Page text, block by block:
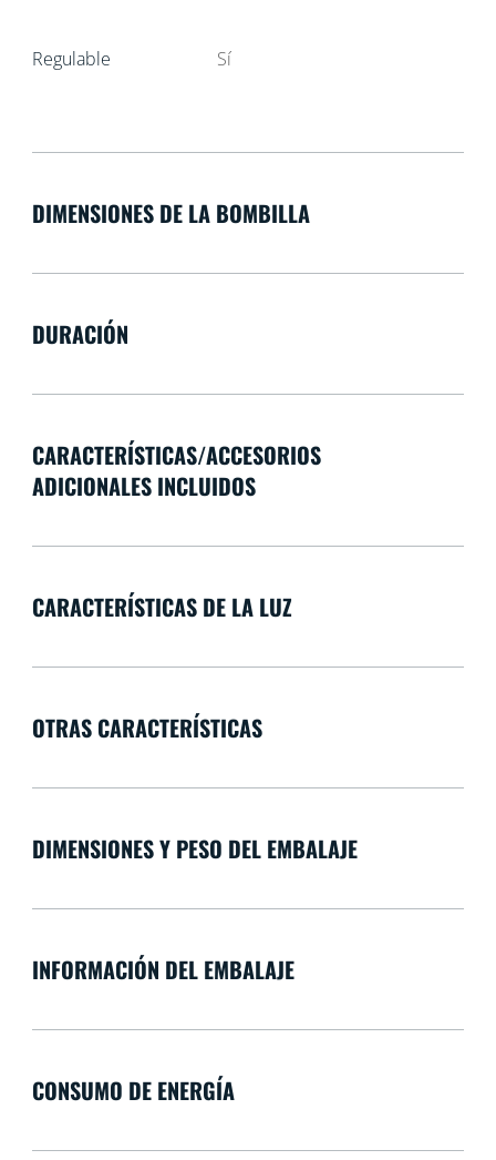
Regulable Sí
DIMENSIONES DE LA BOMBILLA
DURACIÓN
CARACTERÍSTICAS/ACCESORIOS
ADICIONALES INCLUIDOS
CARACTERÍSTICAS DE LA LUZ
OTRAS CARACTERÍSTICAS
DIMENSIONES Y PESO DEL EMBALAJE
INFORMACIÓN DEL EMBALAJE
CONSUMO DE ENERGÍA